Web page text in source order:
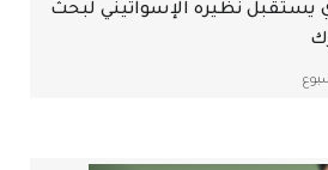
يستقبل نظيره الإسواتيني لبحث